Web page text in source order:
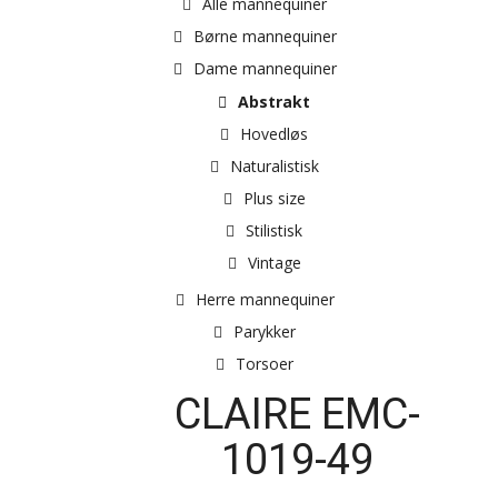
Børne mannequiner
Dame mannequiner
Abstrakt
Hovedløs
Naturalistisk
Plus size
Stilistisk
Vintage
Herre mannequiner
Parykker
Torsoer
CLAIRE EMC-
1019-49